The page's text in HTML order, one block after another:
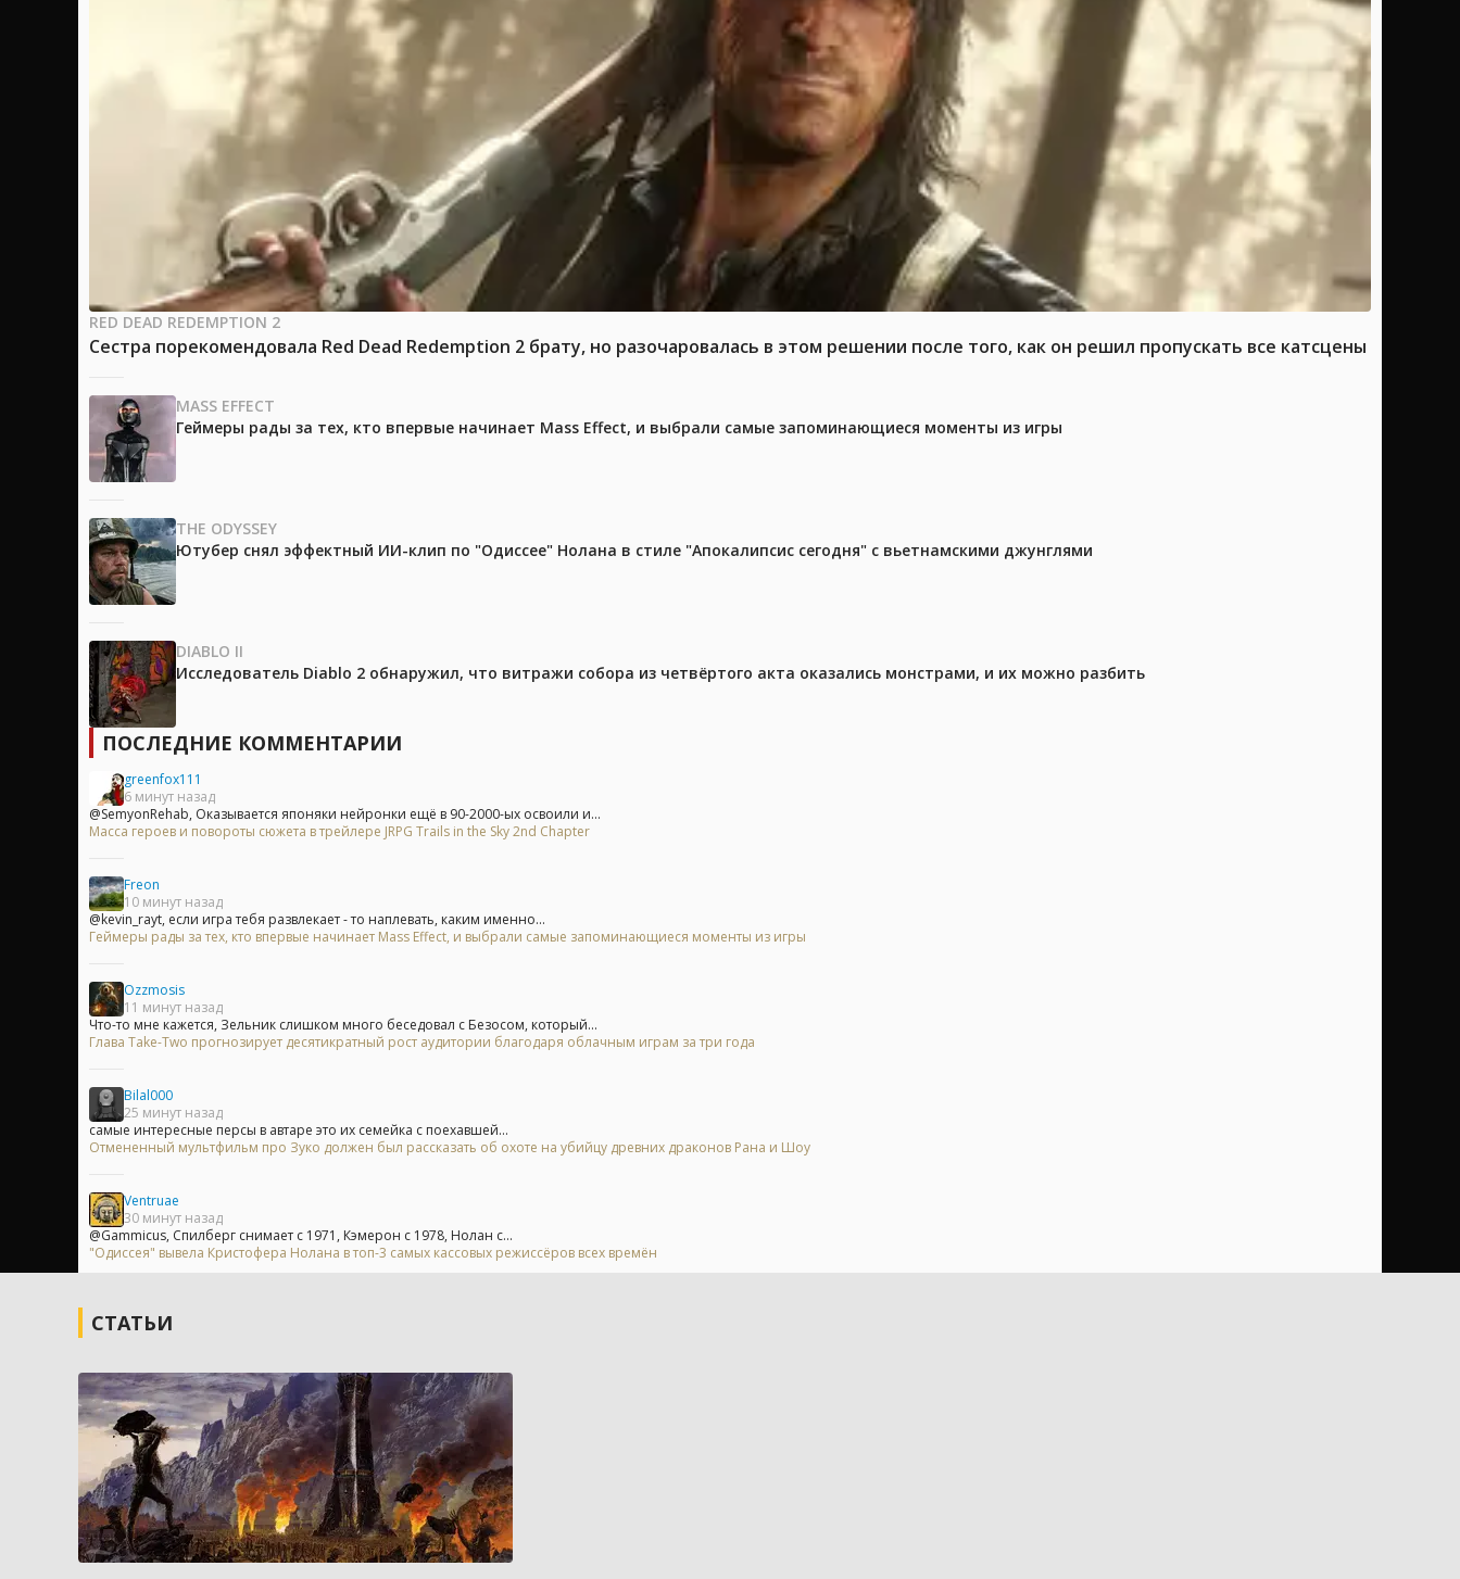
RED DEAD REDEMPTION 2
Сестра порекомендовала Red Dead Redemption 2 брату, но разочаровалась в этом решении после того, как он решил пропускать все катсцены
MASS EFFECT
Геймеры рады за тех, кто впервые начинает Mass Effect, и выбрали самые запоминающиеся моменты из игры
THE ODYSSEY
Ютубер снял эффектный ИИ-клип по "Одиссее" Нолана в стиле "Апокалипсис сегодня" с вьетнамскими джунглями
DIABLO II
Исследователь Diablo 2 обнаружил, что витражи собора из четвёртого акта оказались монстрами, и их можно разбить
ПОСЛЕДНИЕ КОММЕНТАРИИ
greenfox111
6 минут назад
@SemyonRehab, Оказывается японяки нейронки ещё в 90-2000-ых освоили и...
Масса героев и повороты сюжета в трейлере JRPG Trails in the Sky 2nd Chapter
Freon
10 минут назад
@kevin_rayt, если игра тебя развлекает - то наплевать, каким именно...
Геймеры рады за тех, кто впервые начинает Mass Effect, и выбрали самые запоминающиеся моменты из игры
Ozzmosis
11 минут назад
Что-то мне кажется, Зельник слишком много беседовал с Безосом, который...
Глава Take-Two прогнозирует десятикратный рост аудитории благодаря облачным играм за три года
Bilal000
25 минут назад
самые интересные персы в автаре это их семейка с поехавшей...
Отмененный мультфильм про Зуко должен был рассказать об охоте на убийцу древних драконов Рана и Шоу
Ventruae
30 минут назад
@Gammicus, Спилберг снимает с 1971, Кэмерон с 1978, Нолан с...
"Одиссея" вывела Кристофера Нолана в топ-3 самых кассовых режиссёров всех времён
СТАТЬИ